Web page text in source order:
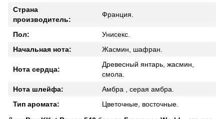
Страна
производитель:
Франция.
Пол:
Унисекс.
Начальная нота:
Жасмин, шафран.
Нота сердца:
Древесный янтарь, жасмин,
смола.
Нота шлейфа:
Амбра , серая амбра.
Тип аромата:
Цветочные, восточные.